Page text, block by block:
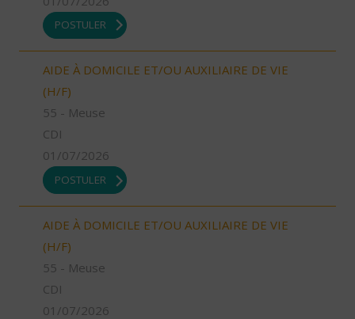
POSTULER
AIDE À DOMICILE ET/OU AUXILIAIRE DE VIE
(H/F)
55 - Meuse
CDI
01/07/2026
POSTULER
AIDE À DOMICILE ET/OU AUXILIAIRE DE VIE
(H/F)
55 - Meuse
CDI
01/07/2026